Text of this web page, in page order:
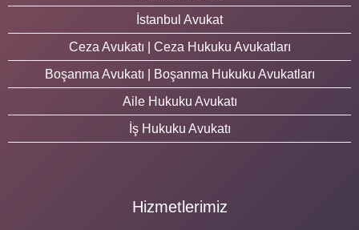
İstanbul Avukat
Ceza Avukatı | Ceza Hukuku Avukatları
Boşanma Avukatı | Boşanma Hukuku Avukatları
Aile Hukuku Avukatı
İş Hukuku Avukatı
Hizmetlerimiz